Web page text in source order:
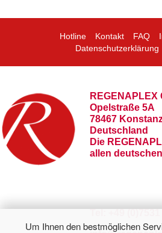
Um Ihnen den bestmöglichen
Hotline Kontakt FAQ
Datenschutzerklärung
REGENAPLEX
Opelstraße 5A
78467
Deutschland
Die
allen